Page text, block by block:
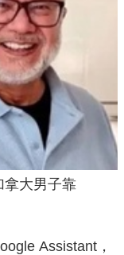
拿大男子靠
Assistant，